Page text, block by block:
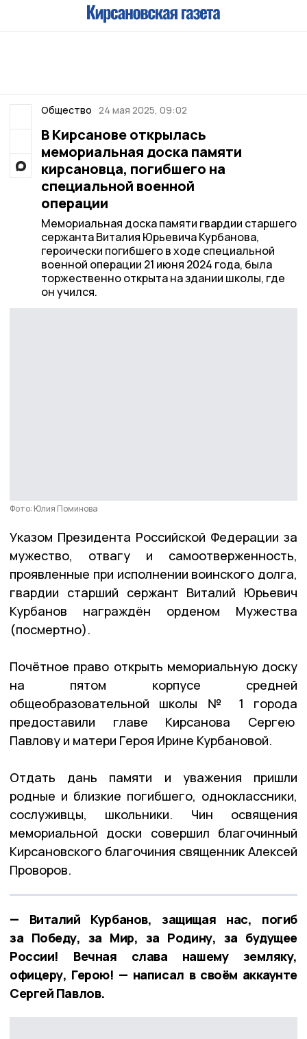
Общество 24 мая 2025, 09:02
В Кирсанове открылась
мемориальная доска памяти
кирсановца, погибшего на
специальной военной
операции
Мемориальная доска памяти гвардии старшего
сержанта Виталия Юрьевича Курбанова,
героически погибшего в ходе специальной
военной операции 21 июня 2024 года, была
торжественно открыта на здании школы, где
он учился.
Фото: Юлия Поминова
Указом Президента Российской Федерации за
мужество, отвагу и самоотверженность,
проявленные при исполнении воинского долга,
гвардии старший сержант Виталий Юрьевич
Курбанов награждён орденом Мужества
(посмертно).
Почётное право открыть мемориальную доску
на пятом корпусе средней
общеобразовательной школы № 1 города
предоставили главе Кирсанова Сергею
Павлову и матери Героя Ирине Курбановой.
Отдать дань памяти и уважения пришли
родные и близкие погибшего, одноклассники,
сослуживцы, школьники. Чин освящения
мемориальной доски совершил благочинный
Кирсановского благочиния священник Алексей
Проворов.
— Виталий Курбанов, защищая нас, погиб
за Победу, за Мир, за Родину, за будущее
России! Вечная слава нашему земляку,
офицеру, Герою! — написал в своём аккаунте
Сергей Павлов.